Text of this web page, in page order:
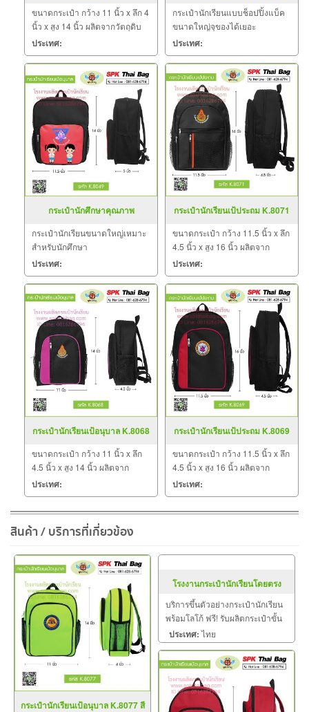
ขนาดกระเป๋า กว้าง 11 นิ้ว x ลึก 4
นิ้ว x สูง 14 นิ้ว ผลิตจากวัตถุดิบ
เกรด A ฝีมือการเย็บดี ดูแลทุกขั้น
ตอน QC งาน 100% จำนวนผลิต
ขั้นต่ำ 30 ใบ มีหลากสีและหลาย
ลาย
ประเทศ:
กระเป๋านักเรียนแบบช็อปปิ้งแบ็ค
ขนาดใหญ่จุของได้เยอะ
ประเทศ:
กระเป๋านักศึกษาคุณภาพ
กระเป๋านักเรียนขนาดใหญ่เหมาะ
สำหรับนักศึกษา
ประเทศ:
กระเป๋านักเรียนเป้ประถม K.8071
ขนาดกระเป๋า กว้าง 11.5 นิ้ว x ลึก
4.5 นิ้ว x สูง 16 นิ้ว ผลิตจาก
วัตถุดิบเกรด A ฝีมือการเย็บดี ดูแล
ทุกขั้นตอน QC งาน 100%
จำนวนผลิตขั้นต่ำ 30 ใบ มีหลากสี
และหลายลาย
ประเทศ:
กระเป๋านักเรียนเป้อนุบาล K.8068
ขนาดกระเป๋า กว้าง 11 นิ้ว x ลึก
4.5 นิ้ว x สูง 14 นิ้ว ผลิตจาก
วัตถุดิบเกรด A ฝีมือการเย็บดี ดูแล
ทุกขั้นตอน QC งาน 100%
จำนวนผลิตขั้นต่ำ 30 ใบ มีหลากสี
ประเทศ:
กระเป๋านักเรียนเป้ประถม K.8069
ขนาดกระเป๋า กว้าง 11.5 นิ้ว x ลึก
4.5 นิ้ว x สูง 16 นิ้ว ผลิตจาก
วัตถุดิบเกรด A ฝีมือการเย็บดี ดูแล
ทุกขั้นตอน QC งาน 100%
จำนวนผลิตขั้นต่ำ 30 ใบ มีหลากสี
ประเทศ:
สินค้า / บริการที่เกี่ยวข้อง
กระเป๋านักเรียนเป้อนุบาล K.8077 สี
โรงงานกระเป๋านักเรียนโดยตรง
บริการขึ้นตัวอย่างกระเป๋านักเรียน
พร้อมโลโก้ ฟรี! รับผลิตกระเป๋าขั้น
ต่ำจำนวน 50 ใบขึ้นไป
ประเทศ:ไทย